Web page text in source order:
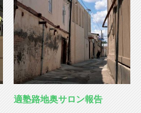
適塾路地奥サロン報告